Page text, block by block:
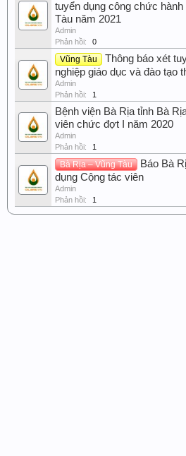
tuyển dụng công chức
Tàu năm 2021
Admin
Phản hồi:
0
Vũng Tàu
Thông báo xét
nghiệp giáo dục và đào tạo
Admin
Phản hồi:
1
Bệnh viện Bà Rịa tỉnh Bà
viên chức đợt I năm 2020
Admin
Phản hồi:
1
Bà Rịa – Vũng Tàu
Báo Bà
dụng Cộng tác viên
Admin
Phản hồi:
1